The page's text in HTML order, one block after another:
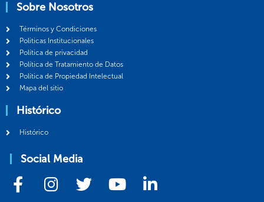
Sobre Nosotros
Términos y Condiciones
Politicas Institucionales
Política de privacidad
Política de Tratamiento de Datos
Política de Propiedad Intelectual
Mapa del sitio
Histórico
Histórico
Social Media